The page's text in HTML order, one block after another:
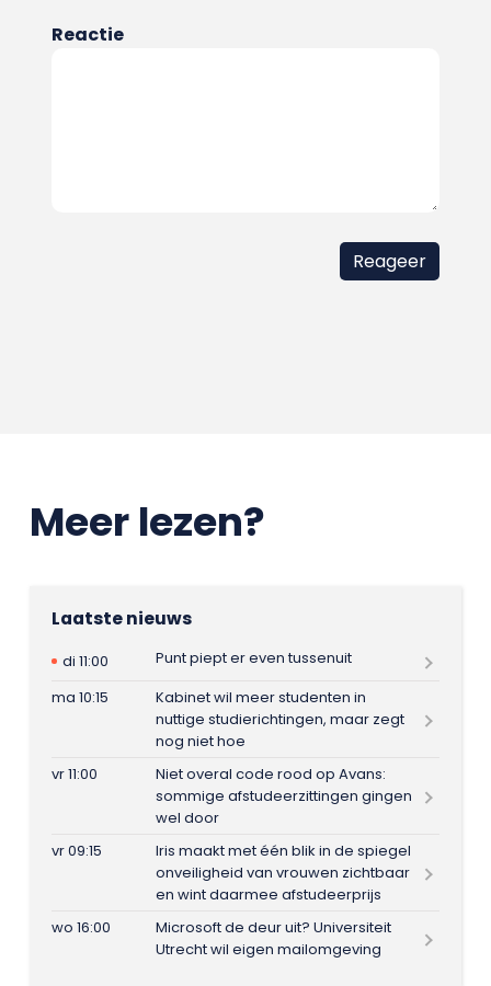
Reactie
Meer lezen?
Laatste nieuws
di 11:00
Punt piept er even tussenuit
ma 10:15
Kabinet wil meer studenten in
nuttige studierichtingen, maar zegt
nog niet hoe
vr 11:00
Niet overal code rood op Avans:
sommige afstudeerzittingen gingen
wel door
vr 09:15
Iris maakt met één blik in de spiegel
onveiligheid van vrouwen zichtbaar
en wint daarmee afstudeerprijs
wo 16:00
Microsoft de deur uit? Universiteit
Utrecht wil eigen mailomgeving